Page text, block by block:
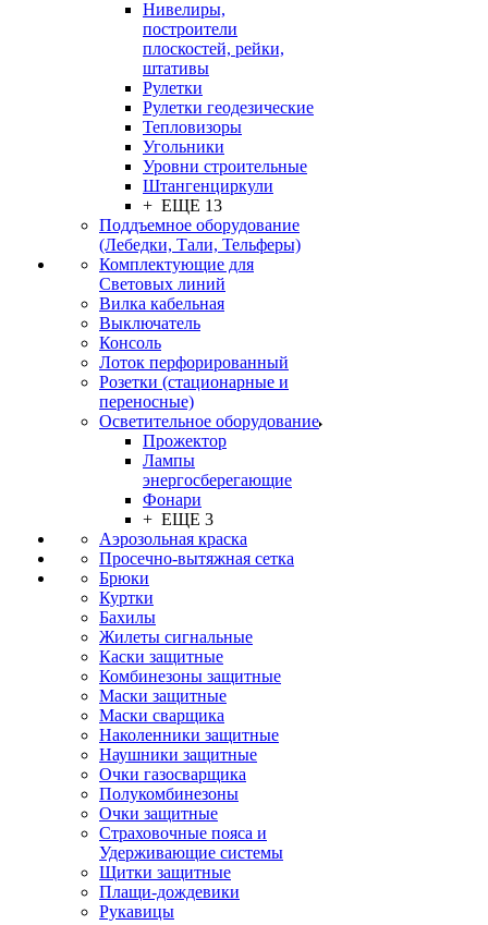
Нивелиры,
построители
плоскостей, рейки,
штативы
Рулетки
Рулетки геодезические
Тепловизоры
Угольники
Уровни строительные
Штангенциркули
+ ЕЩЕ 13
Поддъемное оборудование
(Лебедки, Тали, Тельферы)
Комплектующие для
Световых линий
Вилка кабельная
Выключатель
Консоль
Лоток перфорированный
Розетки (стационарные и
переносные)
Осветительное оборудование
Прожектор
Лампы
энергосберегающие
Фонари
+ ЕЩЕ 3
Аэрозольная краска
Просечно-вытяжная сетка
Брюки
Куртки
Бахилы
Жилеты сигнальные
Каски защитные
Комбинезоны защитные
Маски защитные
Маски сварщика
Наколенники защитные
Наушники защитные
Очки газосварщика
Полукомбинезоны
Очки защитные
Страховочные пояса и
Удерживающие системы
Щитки защитные
Плащи-дождевики
Рукавицы